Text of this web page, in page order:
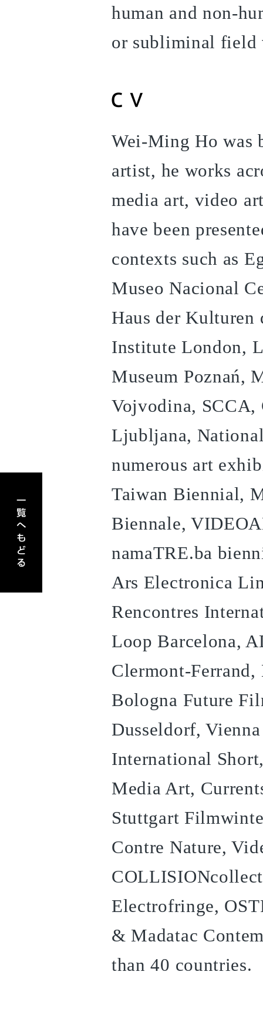
human and non-
or subliminal field
Wei-Ming Ho was
artist, he works
media art, video
have been
contexts such as
Museo Nacional
Haus der
Institute London,
Museum Poznań,
Vojvodina, SCCA,
Ljubljana,
numerous art
Taiwan Biennial,
Biennale,
namaTRE.ba
Ars Electronica
Rencontres
Loop Barcelona,
Clermont-
Bologna Future
Dusseldorf,
International
Media Art,
Stuttgart
Contre Nature,
Electrofringe,
& Madatac
than 40 countries.